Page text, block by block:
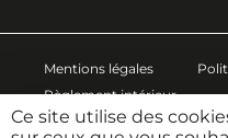
Ce site utilise des
Mentions légales
Règlement intérieur